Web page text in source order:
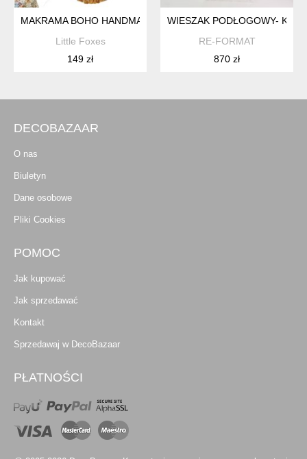
MAKRAMA BOHO HANDMADE ZAWIESZKA ŚCIENNA KOŁO
Little Foxes
149 zł
WIESZAK PODŁOGOWY-
RE-FORMAT
870 zł
DECOBAZAAR
O nas
Biuletyn
Dane osobowe
Pliki Cookies
POMOC
Jak kupować
Jak sprzedawać
Kontakt
Sprzedawaj w DecoBazaar
PŁATNOŚCI